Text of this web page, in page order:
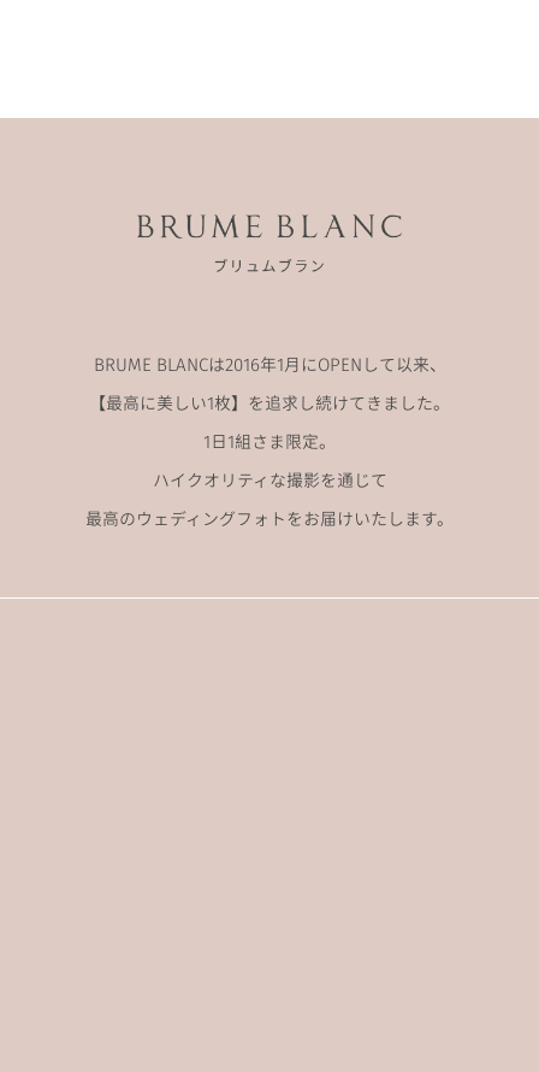
BRUME BLANCは2016年1月にOPENして以来、
【最高に美しい1枚】を追求し続けてきました。
1日1組さま限定。
ハイクオリティな撮影を通じて
最高のウェディングフォトをお届けいたします。